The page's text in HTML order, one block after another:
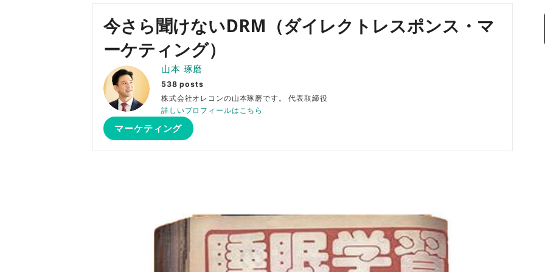
今さら聞けないDRM（ダイレクトレスポンス・マ
ーケティング）
山本 琢磨
538 posts
株式会社オレコンの山本琢磨です。 代表取締役
詳しいプロフィールはこちら
マーケティング